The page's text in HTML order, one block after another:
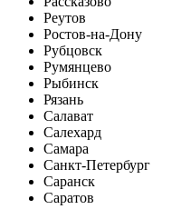
Реутов
Ростов-на-Дону
Рубцовск
Румянцево
Рыбинск
Рязань
Салават
Салехард
Самара
Санкт-Петербург
Саранск
Саратов